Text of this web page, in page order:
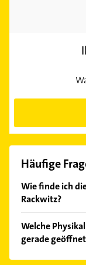
Häufige
Wie finde ich
Rackwitz?
Empfehlungen.
einfach nach
Welche
gerade
Im Anbieter-